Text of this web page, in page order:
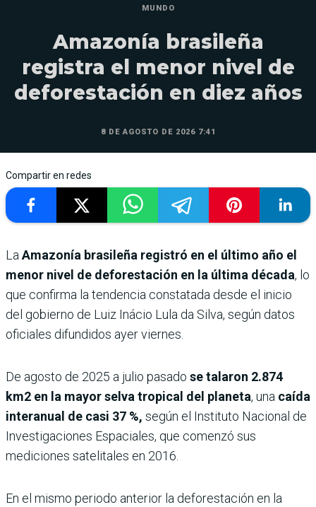
MUNDO
Amazonía brasileña
registra el menor nivel de
deforestación en diez años
8 DE AGOSTO DE 2026 7:41
Compartir en redes
LaAmazonía brasileña registró en el último año el
menor nivel de deforestación en la última década, lo
que confirma la tendencia constatada desde el inicio
del gobierno de Luiz Inácio Lula da Silva, según datos
oficiales difundidos ayer viernes.
De agosto de 2025 a julio pasado se talaron 2.874
km2 en la mayor selva tropical del planeta, una caída
interanual de casi 37 %, según el Instituto Nacional de
Investigaciones Espaciales, que comenzó sus
mediciones satelitales en 2016.
En el mismo periodo anterior la deforestación en la